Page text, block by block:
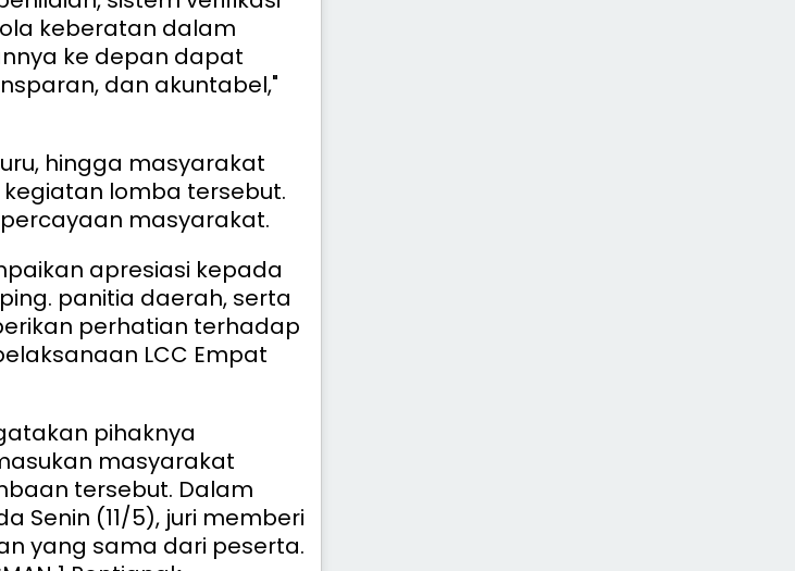
keberatan dalam
ke depan dapat
dan akuntabel,"
hingga masyarakat
lomba tersebut.
masyarakat.
apresiasi kepada
panitia daerah, serta
perhatian terhadap
LCC Empat
pihaknya
masyarakat
tersebut. Dalam
Senin (11/5), juri memberi
yang sama dari peserta.